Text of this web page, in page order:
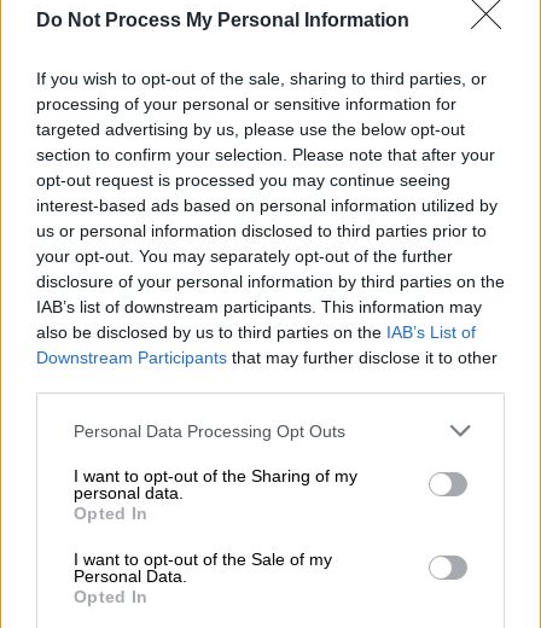
Do Not Process My Personal Information
If you wish to opt-out of the sale, sharing to third parties, or
processing of your personal or sensitive information for
targeted advertising by us, please use the below opt-out
section to confirm your selection. Please note that after your
opt-out request is processed you may continue seeing
interest-based ads based on personal information utilized by
us or personal information disclosed to third parties prior to
your opt-out. You may separately opt-out of the further
disclosure of your personal information by third parties on the
IAB’s list of downstream participants. This information may
also be disclosed by us to third parties on the IAB’s List of
Downstream Participants that may further disclose it to other
Please note that this website/app uses one or more Google
not limited to your visit or usage behaviour. You may click to
grant or deny consent to Google and its third-party tags to
use your data for below specified purposes in below Google
consent section.
Personal Data Processing Opt Outs
I want to opt-out of the Sharing of my
personal data.
Opted In
I want to opt-out of the Sale of my
Personal Data.
Opted In
Το προσωνύμιο «ζεν πρεμιέ» του αποδόθηκε
φρόντισε να το αποδομήσει σε κάθε του
συνέντευξη. «Η ομορφιά δεν έχει να κάνει με
το πρόσωπο. Είναι θέμα ψυχής. Είναι αυτό
που εκπέμπει ένας άνθρωπος. Αν τύχει και
αυτό φανεί στο βλέμμα ή στο πρόσωπο,
καλώς. Αλλά αυτό είναι η εξαίρεση, όχι ο
κανόνας».
Στη διάρκεια των ετών, ερμήνευσε κάθε
λογής ρόλους, από πλουσιόπαιδα και
ρομαντικούς νέους μέχρι σκληρούς
χαρακτήρες, πατέρες και βαθιά δραματικά
ασπρόμαυρο στον έγχρωμο κινηματογράφο,
από τον ρομαντισμό της δεκαετίας του ’60
στη θεματολογία της κοινωνικής
συνείδησης του ’70 και ’80, τον βρήκε πάντα
παρόντα, πάντα έτοιμο να εξελιχθεί.